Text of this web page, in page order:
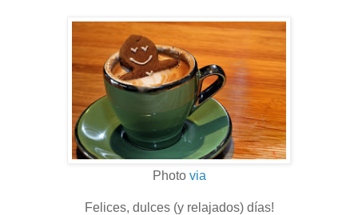
Photo via
Felices, dulces (y relajados) días!